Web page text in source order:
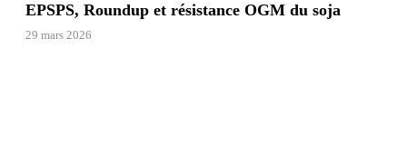
EPSPS, Roundup et résistance OGM du soja
29 mars 2026